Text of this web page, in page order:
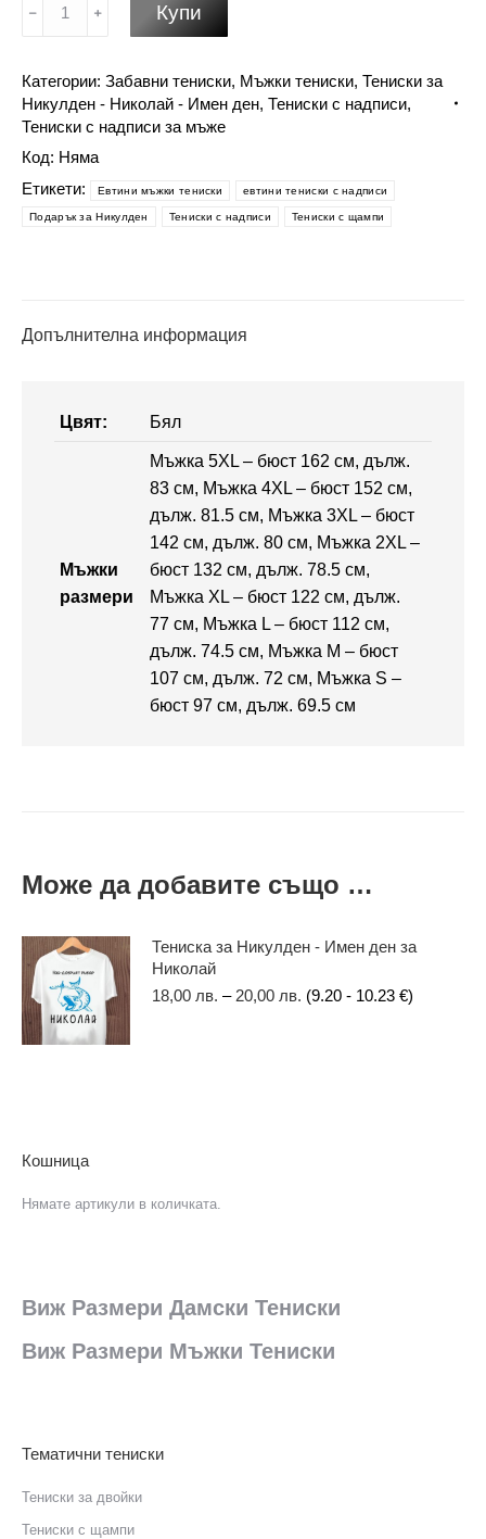
подарък
за
мъж
-
Николай
не
е
Купи
Категории: Забавни тениски, Мъжки тениски, Тениски за
Никулден - Николай - Имен ден, Тениски с надписи,
Тениски с надписи за мъже
Код: Няма
Етикети:
Евтини мъжки тениски евтини тениски с надписи
Подарък за Никулден Тениски с надписи Тениски с щампи
Допълнителна информация
Цвят: Бял
Мъжки
размери
Мъжка 5XL – бюст 162 см, дълж.
83 см, Мъжка 4XL – бюст 152 см,
дълж. 81.5 см, Мъжка 3XL – бюст
142 см, дълж. 80 см, Мъжка 2XL –
бюст 132 см, дълж. 78.5 см,
Мъжка XL – бюст 122 см, дълж.
77 см, Мъжка L – бюст 112 см,
дълж. 74.5 см, Мъжка M – бюст
107 см, дълж. 72 см, Мъжка S –
бюст 97 см, дълж. 69.5 см
Може да добавите също …
Тениска за Никулден - Имен ден за
Николай
18,00 лв. – 20,00 лв. (9.20 - 10.23 €)
Кошница
Нямате артикули в количката.
Виж Размери Дамски Тениски
Виж Размери Мъжки Тениски
Тематични тениски
Тениски за двойки
Тениски с щампи